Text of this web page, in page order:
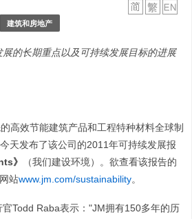
建筑和房地产
展的长期重点以及可持续发展目标的进展
高效节能建筑产品和工程特种材料全球制
天发布了该公司的2011年可持续发展报
》
（我们建设环境）。欲查看该报告的
站www.jm.com/sustainability。
Todd Raba表示："JM拥有150多年的历